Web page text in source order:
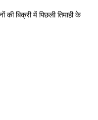
बिक्री में पिछली तिमाही के